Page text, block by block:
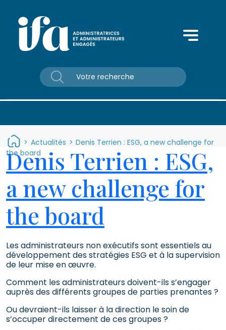
> Actualités > Denis Terrien : ESG, a new challenge for
the board
Denis Terrien : ESG,
a new challenge for
the board
Les administrateurs non exécutifs sont essentiels au
développement des stratégies ESG et à la supervision
de leur mise en œuvre.
Comment les administrateurs doivent-ils s’engager
auprès des différents groupes de parties prenantes ?
Ou devraient-ils laisser à la direction le soin de
s’occuper directement de ces groupes ?